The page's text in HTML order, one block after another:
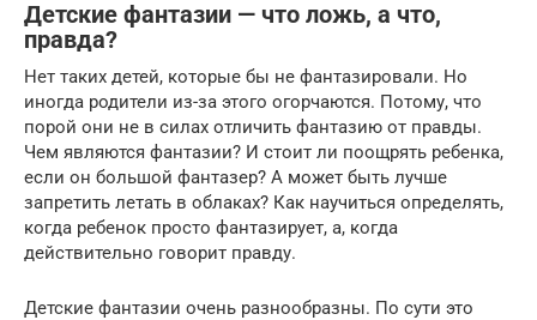
Детские фантазии — что ложь, а что,
правда?
Нет таких детей, которые бы не фантазировали. Но
иногда родители из-за этого огорчаются. Потому, что
порой они не в силах отличить фантазию от правды.
Чем являются фантазии? И стоит ли поощрять ребенка,
если он большой фантазер? А может быть лучше
запретить летать в облаках? Как научиться определять,
когда ребенок просто фантазирует, а, когда
действительно говорит правду.
Детские фантазии очень разнообразны. По сути это